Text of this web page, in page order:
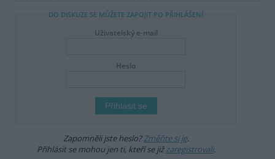
DO DISKUZE SE MŮŽETE ZAPOJIT PO PŘIHLÁŠENÍ
Uživatelský e-mail
Heslo
Zapomněli jste heslo?Změňte si je.
Přihlásit se mohou jen ti, kteří se jižzaregistrovali.